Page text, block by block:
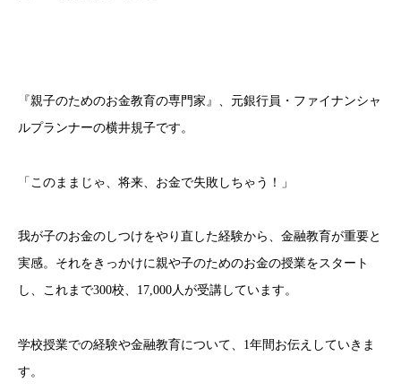
『親子のためのお金教育の専門家』、元銀行員・ファイナンシャ
ルプランナーの横井規子です。
「このままじゃ、将来、お金で失敗しちゃう！」
我が子のお金のしつけをやり直した経験から、金融教育が重要と
実感。それをきっかけに親や子のためのお金の授業をスタート
し、これまで300校、17,000人が受講しています。
学校授業での経験や金融教育について、1年間お伝えしていきま
す。